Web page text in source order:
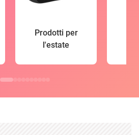
Prodotti per
l'estate